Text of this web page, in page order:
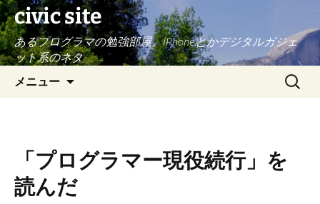
civic site
あるプログラマの勉強部屋。iPhoneとかデジタルガジェ
ット系のネタ
メニュー
へ
ス
キ
検
索:
「プログラマー現役続行」を
読んだ